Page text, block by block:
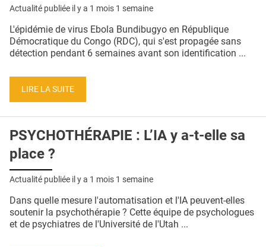
Actualité publiée il y a 1 mois 1 semaine
L'épidémie de virus Ebola Bundibugyo en République
Démocratique du Congo (RDC), qui s'est propagée sans
détection pendant 6 semaines avant son identification ...
LIRE LA SUITE
PSYCHOTHÉRAPIE : L’IA y a-t-elle sa
place ?
Actualité publiée il y a 1 mois 1 semaine
Dans quelle mesure l'automatisation et l'IA peuvent-elles
soutenir la psychothérapie ? Cette équipe de psychologues
et de psychiatres de l'Université de l'Utah ...